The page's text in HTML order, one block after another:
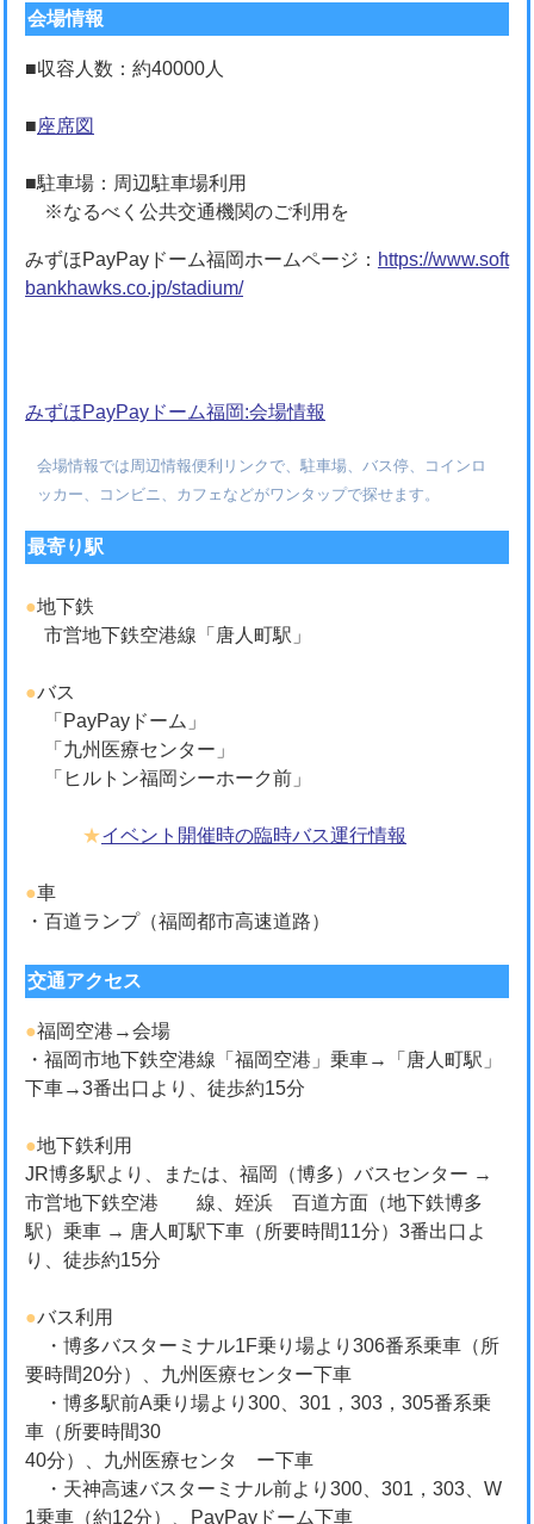
会場情報
■収容人数：約40000人
■座席図
■駐車場：周辺駐車場利用
※なるべく公共交通機関のご利用を
みずほPayPayドーム福岡ホームページ： https://www.soft
bankhawks.co.jp/stadium/
みずほPayPayドーム福岡:会場情報
会場情報では周辺情報便利リンクで、駐車場、バス停、コインロ
ッカー、コンビニ、カフェなどがワンタップで探せます。
最寄り駅
●地下鉄
市営地下鉄空港線「唐人町駅」
●バス
「PayPayドーム」
「九州医療センター」
「ヒルトン福岡シーホーク前」
★イベント開催時の臨時バス運行情報
●車
・百道ランプ（福岡都市高速道路）
交通アクセス
●福岡空港→会場
・福岡市地下鉄空港線「福岡空港」乗車→「唐人町駅」
下車→3番出口より、徒歩約15分
●地下鉄利用
JR博多駅より、または、福岡（博多）バスセンター →
市営地下鉄空港 線、姪浜 百道方面（地下鉄博多
駅）乗車 → 唐人町駅下車（所要時間11分）3番出口よ
り、徒歩約15分
●バス利用
・博多バスターミナル1F乗り場より306番系乗車（所
要時間20分）、九州医療センター下車
・博多駅前A乗り場より300、301，303，305番系乗
車（所要時間30
40分）、九州医療センタ ー下車
・天神高速バスターミナル前より300、301，303、W
1乗車（約12分）、PayPayドーム下車